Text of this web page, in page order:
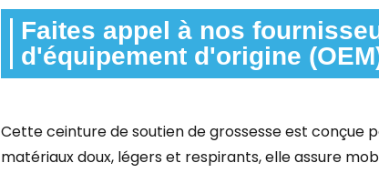
Faites appel à nos
d'équipement d'origine
Cette ceinture de soutien de grossesse est conçue
matériaux doux, légers et respirants, elle assure